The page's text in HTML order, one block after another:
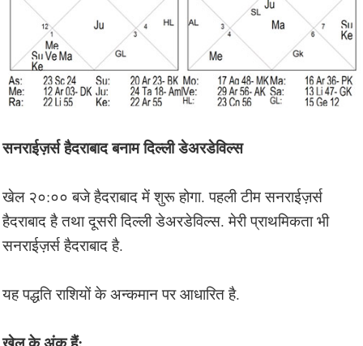
सनराईज़र्स हैदराबाद बनाम दिल्ली डेअरडेविल्स
खेल २०:०० बजे हैदराबाद में शुरू होगा. पहली टीम सनराईज़र्स
हैदराबाद है तथा दूसरी दिल्ली डेअरडेविल्स. मेरी प्राथमिकता भी
सनराईज़र्स हैदराबाद है.
यह पद्धति राशियों के अन्कमान पर आधारित है.